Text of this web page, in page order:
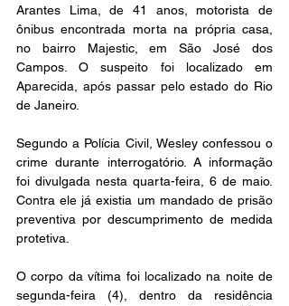
Arantes Lima, de 41 anos, motorista de
ônibus encontrada morta na própria casa,
no bairro Majestic, em São José dos
Campos. O suspeito foi localizado em
Aparecida, após passar pelo estado do Rio
de Janeiro.
Segundo a Polícia Civil, Wesley confessou o
crime durante interrogatório. A informação
foi divulgada nesta quarta-feira, 6 de maio.
Contra ele já existia um mandado de prisão
preventiva por descumprimento de medida
protetiva.
O corpo da vítima foi localizado na noite de
segunda-feira (4), dentro da residência